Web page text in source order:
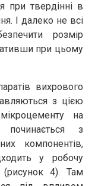
при твердінні в
І далеко не всі
розмір
при цьому
вихрового
з цією
на
з
компонентів,
у робочу
(рисунок 4). Там